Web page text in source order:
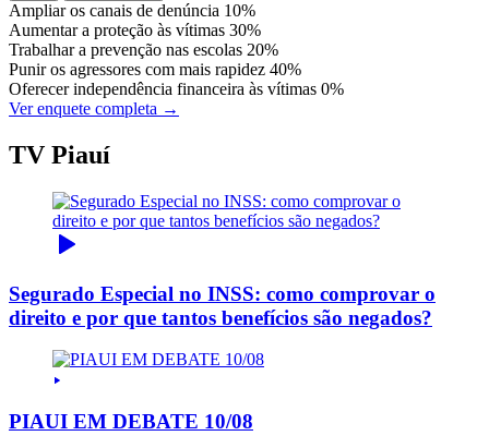
Ampliar os canais de denúncia 10%
Aumentar a proteção às vítimas 30%
Trabalhar a prevenção nas escolas 20%
Punir os agressores com mais rapidez 40%
Oferecer independência financeira às vítimas 0%
Ver enquete completa →
TV Piauí
Segurado Especial no INSS: como comprovar o
direito e por que tantos benefícios são negados?
PIAUI EM DEBATE 10/08